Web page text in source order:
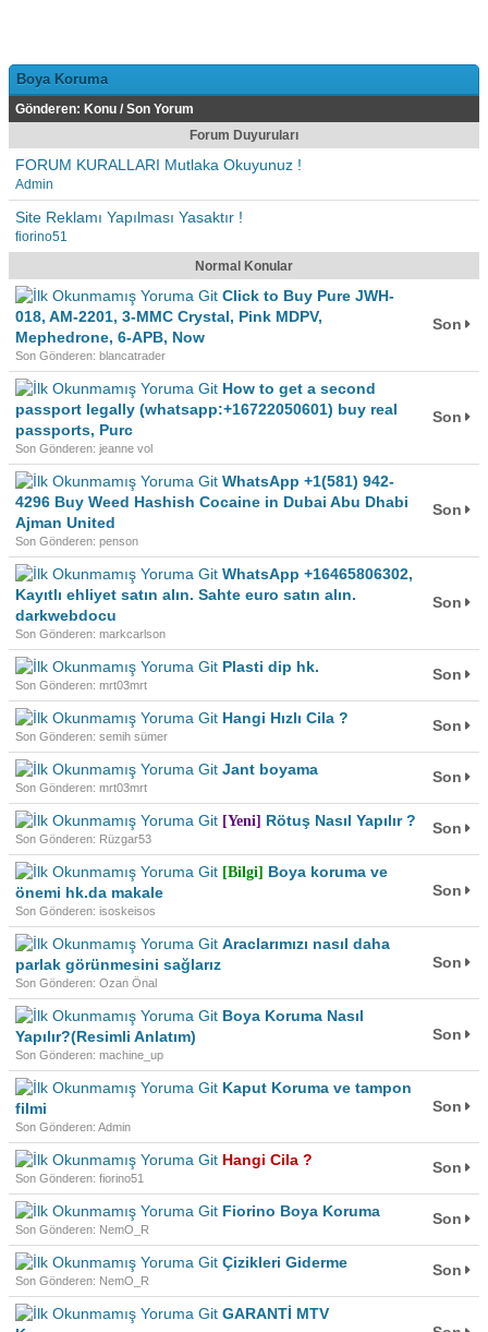
Boya Koruma
Gönderen: Konu / Son Yorum
Forum Duyuruları
FORUM KURALLARI Mutlaka Okuyunuz !
Admin
Site Reklamı Yapılması Yasaktır !
fiorino51
Normal Konular
Click to Buy Pure JWH-
018, AM-2201, 3-MMC Crystal, Pink MDPV,
Mephedrone, 6-APB, Now
Son Gönderen: blancatrader
Son
How to get a second
passport legally (whatsapp:+16722050601) buy real
passports, Purc
Son Gönderen: jeanne vol
Son
WhatsApp +1(581) 942-
4296 Buy Weed Hashish Cocaine in Dubai Abu Dhabi
Ajman United
Son Gönderen: penson
Son
WhatsApp +16465806302,
Kayıtlı ehliyet satın alın. Sahte euro satın alın.
darkwebdocu
Son Gönderen: markcarlson
Son
Plasti dip hk.
Son Gönderen: mrt03mrt
Son
Hangi Hızlı Cila ?
Son Gönderen: semih sümer
Son
Jant boyama
Son Gönderen: mrt03mrt
Son
[Yeni] Rötuş Nasıl Yapılır ?
Son Gönderen: Rüzgar53
Son
[Bilgi] Boya koruma ve
önemi hk.da makale
Son Gönderen: isoskeisos
Son
Araclarımızı nasıl daha
parlak görünmesini sağlarız
Son Gönderen: Ozan Önal
Son
Boya Koruma Nasıl
Yapılır?(Resimli Anlatım)
Son Gönderen: machine_up
Son
Kaput Koruma ve tampon
filmi
Son Gönderen: Admin
Son
Hangi Cila ?
Son Gönderen: fiorino51
Son
Fiorino Boya Koruma
Son Gönderen: NemO_R
Son
Çizikleri Giderme
Son Gönderen: NemO_R
Son
GARANTİ MTV